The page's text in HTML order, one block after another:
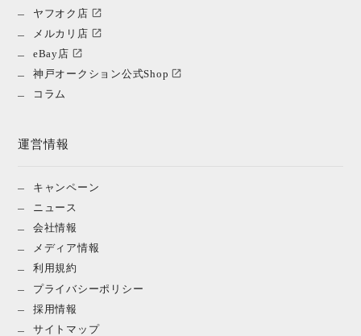
ヤフオク店
メルカリ店
eBay店
神戸オークション公式Shop
コラム
運営情報
キャンペーン
ニュース
会社情報
メディア情報
利用規約
プライバシーポリシー
採用情報
サイトマップ